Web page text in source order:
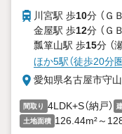
川宮駅 歩10分 （Ｇ
金屋駅 歩12分 （Ｇ
瓢箪山駅 歩15分 （
ほか5駅（徒歩20分圏
愛知県名古屋市守
間取り 4LDK+S（納戸）
土地面積 126.44m²～